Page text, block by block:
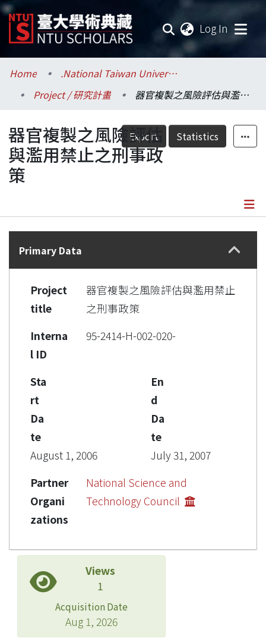
Log In
Communities & Collections
Research Outputs
Fundings & Projects
Researchers
Statistics
Home
.National Taiwan University / 國立臺灣大學
Project / 研究計畫
器官複製之風險評估與濫用禁止之刑事政策
Export Statistics
器官複製之風險評估
與濫用禁止之刑事政
策
Details
Primary Data
Project
title
器官複製之風險評估與濫用禁止
之刑事政策
Interna
l ID
95-2414-H-002-020-
Sta
rt
Da
te
August 1, 2006
En
d
Da
te
July 31, 2007
Partner
Organi
zations
National Science and
Technology Council
Views
1
Acquisition Date
Aug 1, 2026